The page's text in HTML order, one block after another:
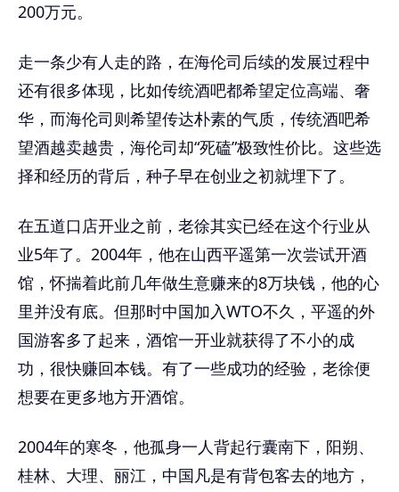
200万元。
走一条少有人走的路，在海伦司后续的发展过程中
还有很多体现，比如传统酒吧都希望定位高端、奢
华，而海伦司则希望传达朴素的气质，传统酒吧希
望酒越卖越贵，海伦司却“死磕”极致性价比。这些选
择和经历的背后，种子早在创业之初就埋下了。
在五道口店开业之前，老徐其实已经在这个行业从
业5年了。2004年，他在山西平遥第一次尝试开酒
馆，怀揣着此前几年做生意赚来的8万块钱，他的心
里并没有底。但那时中国加入WTO不久，平遥的外
国游客多了起来，酒馆一开业就获得了不小的成
功，很快赚回本钱。有了一些成功的经验，老徐便
想要在更多地方开酒馆。
2004年的寒冬，他孤身一人背起行囊南下，阳朔、
桂林、大理、丽江，中国凡是有背包客去的地方，